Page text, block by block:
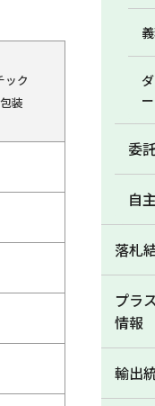
ック
装
委
自
落札
プラ
情報
輸出